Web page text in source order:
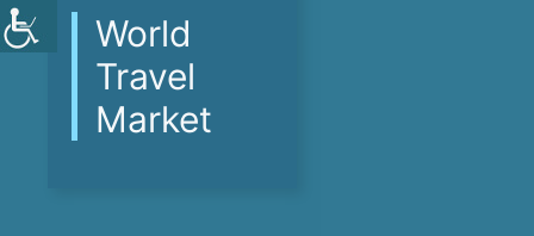
World
Travel
Market